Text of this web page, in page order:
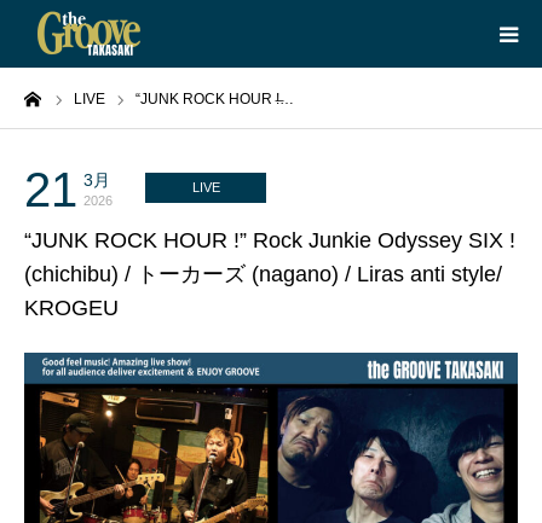
LIVE “JUNK ROCK HOUR !̶…
21 3月
2026
LIVE
“JUNK ROCK HOUR !” Rock Junkie Odyssey SIX !
(chichibu) / トーカーズ (nagano) / Liras anti style/
KROGEU
HOME
LIVE
EQUIPMENT
BOOKING
ABOUT
CONTACT